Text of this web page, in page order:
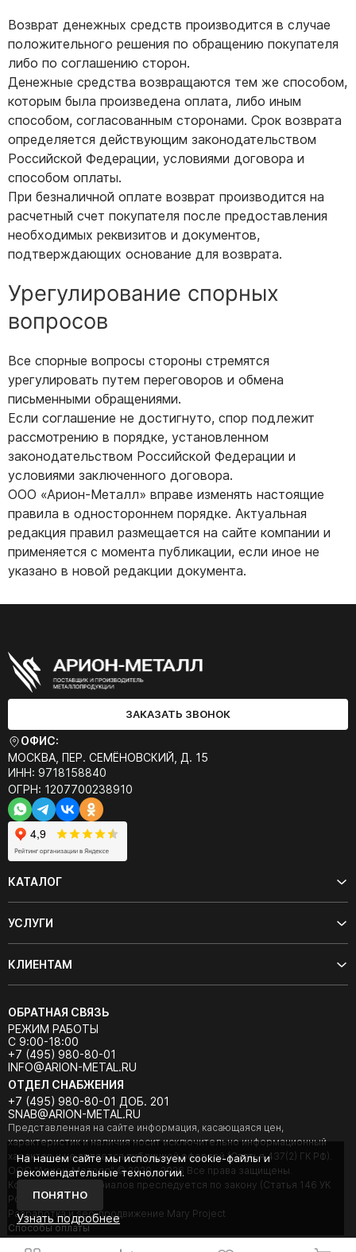
Возврат денежных средств производится в случае
положительного решения по обращению покупателя
либо по соглашению сторон.
Денежные средства возвращаются тем же способом,
которым была произведена оплата, либо иным
способом, согласованным сторонами. Срок возврата
определяется действующим законодательством
Российской Федерации, условиями договора и
способом оплаты.
При безналичной оплате возврат производится на
расчетный счет покупателя после предоставления
необходимых реквизитов и документов,
подтверждающих основание для возврата.
Урегулирование спорных
вопросов
Все спорные вопросы стороны стремятся
урегулировать путем переговоров и обмена
письменными обращениями.
Если соглашение не достигнуто, спор подлежит
рассмотрению в порядке, установленном
законодательством Российской Федерации и
условиями заключенного договора.
ООО «Арион-Металл» вправе изменять настоящие
правила в одностороннем порядке. Актуальная
редакция правил размещается на сайте компании и
применяется с момента публикации, если иное не
указано в новой редакции документа.
ЗАКАЗАТЬ ЗВОНОК
ОФИС:
МОСКВА, ПЕР. СЕМЁНОВСКИЙ, Д. 15
ИНН: 9718158840
ОГРН: 1207700238910
КАТАЛОГ
УСЛУГИ
КЛИЕНТАМ
ОБРАТНАЯ СВЯЗЬ
РЕЖИМ РАБОТЫ
С 9:00-18:00
+7 (495) 980-80-01
INFO@ARION-METAL.RU
ОТДЕЛ СНАБЖЕНИЯ
+7 (495) 980-80-01 ДОБ. 201
SNAB@ARION-METAL.RU
Представленная на сайте информация, касающаяся цен,
характеристик и наличия носит исключительно информационный
характер и не является публичной офертой (Статья 437(2) ГК РФ).
ООО "Арион-Металл" © 2020 - 2026 Все права защищены.
Копирование материалов преследуется по закону (Статья 146 УК
РФ).
Разработка и seo-продвижение Mary Project
Cпособы оплаты
На нашем сайте мы используем cookie-файлы и
рекомендательные технологии.
ПОНЯТНО
Узнать подробнее